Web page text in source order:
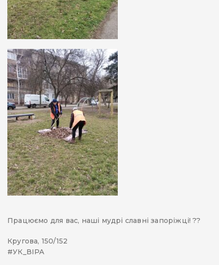
Працюємо для вас, наші мудрі славні запоріжці! ??
Кругова, 150/152
#УК_ВІРА